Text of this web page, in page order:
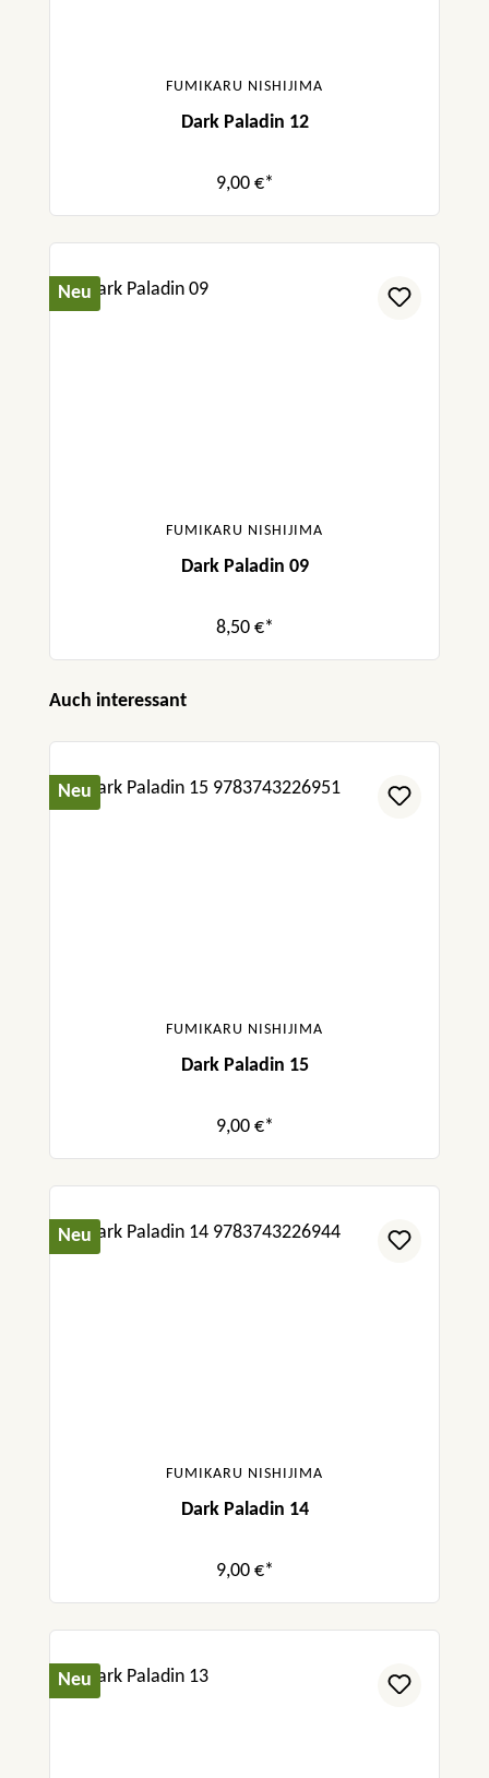
FUMIKARU NISHIJIMA
Dark Paladin 12
9,00 €*
Neu
FUMIKARU NISHIJIMA
Dark Paladin 09
8,50 €*
Produktgalerie überspringen
Auch interessant
Neu
FUMIKARU NISHIJIMA
Dark Paladin 15
9,00 €*
Neu
FUMIKARU NISHIJIMA
Dark Paladin 14
9,00 €*
Neu